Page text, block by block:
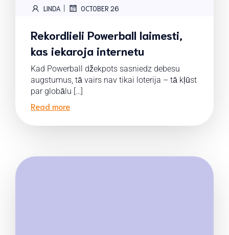
LINDA | OCTOBER 26
Rekordlieli Powerball laimesti,
kas iekaroja internetu
Kad Powerball džekpots sasniedz debesu
augstumus, tā vairs nav tikai loterija – tā kļūst
par globālu […]
Read more